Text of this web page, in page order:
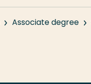
Associate degree